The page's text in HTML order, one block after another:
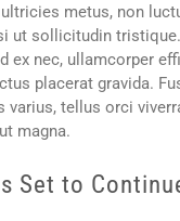
metus, non
ut sollicitudin
ex nec, ullamcorper
placerat gravida.
varius, tellus orci
magna.
Set to